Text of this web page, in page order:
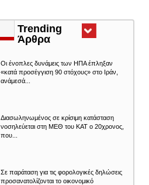
Trending
Άρθρα(ενεργή
Οι ένοπλες δυνάμεις των ΗΠΑ έπληξαν
«κατά προσέγγιση 90 στόχους» στο Ιράν,
ανάμεσά...
Διασωληνωμένος σε κρίσιμη κατάσταση
νοσηλεύεται στη ΜΕΘ του ΚΑΤ ο 20χρονος,
που...
Σε παράταση για τις φορολογικές δηλώσεις
προσανατολίζονται το οικονομικό